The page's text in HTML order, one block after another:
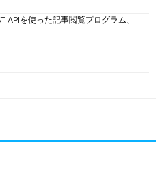
APIを使った記事閲覧プログラム、